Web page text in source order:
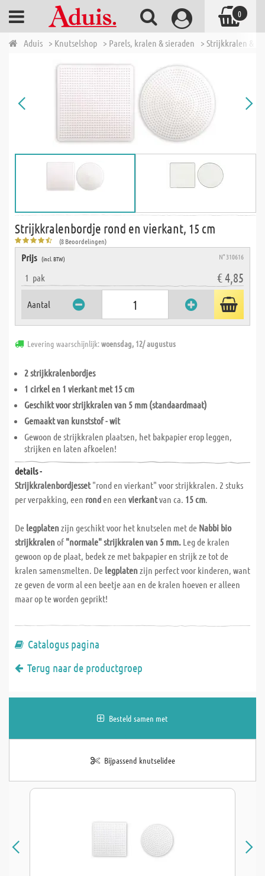
Aduis > Knutselshop > Parels, kralen & sieraden > Strijkkralen &
Strijkkralenbordje rond en vierkant, 15 cm
(8 Beoordelingen)
Prijs (incl. BTW) N° 310616
1 pak € 4,85
Aantal
Levering waarschijnlijk:woensdag, 12/ augustus
2 strijkkralenbordjes
1 cirkel en 1 vierkant met 15 cm
Geschikt voor strijkkralen van 5 mm (standaardmaat)
Gemaakt van kunststof - wit
Gewoon de strijkkralen plaatsen, het bakpapier erop leggen,
strijken en laten afkoelen!
details -
Strijkkralenbordjesset"rond en vierkant" voor strijkkralen. 2 stuks
per verpakking, een ronden een vierkantvan ca. 15 cm.
De legplatenzijn geschikt voor het knutselen met de Nabbi bio
strijkkralenof "normale" strijkkralen van 5 mm. Leg de kralen
gewoon op de plaat, bedek ze met bakpapier en strijk ze tot de
kralen samensmelten. De legplatenzijn perfect voor kinderen, want
ze geven de vorm al een beetje aan en de kralen hoeven er alleen
maar op te worden geprikt!
Catalogus pagina
Terug naar de productgroep
Besteld samen met
Bijpassend knutselidee
0